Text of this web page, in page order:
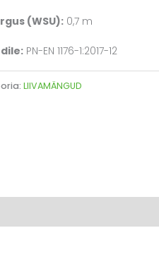
(WSU):0,7 m
PN-EN 1176-1:2017-12
LIIVAMÄNGUD